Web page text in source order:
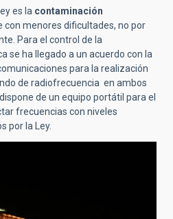
es la contaminación
con menores dificultades, no por
Para el control de la
se ha llegado a un acuerdo con la
para la realización
de radiofrecuencia en ambos
de un equipo portátil para el
frecuencias con niveles
por la Ley.